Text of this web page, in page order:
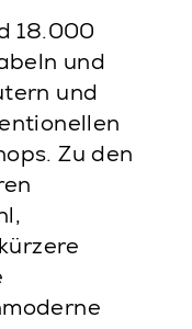
18.000
und
und
Zu den